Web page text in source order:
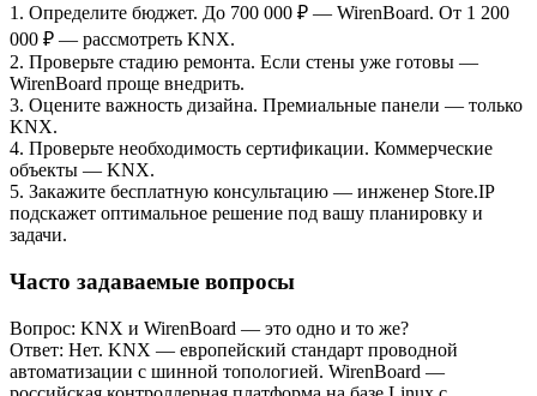
1. Определите бюджет. До 700 000 ₽ — WirenBoard. От 1 200
000 ₽ — рассмотреть KNX.
2. Проверьте стадию ремонта. Если стены уже готовы —
WirenBoard проще внедрить.
3. Оцените важность дизайна. Премиальные панели — только
KNX.
4. Проверьте необходимость сертификации. Коммерческие
объекты — KNX.
5. Закажите бесплатную консультацию — инженер Store.IP
подскажет оптимальное решение под вашу планировку и
задачи.
Часто задаваемые вопросы
Вопрос: KNX и WirenBoard — это одно и то же?
Ответ: Нет. KNX — европейский стандарт проводной
автоматизации с шинной топологией. WirenBoard —